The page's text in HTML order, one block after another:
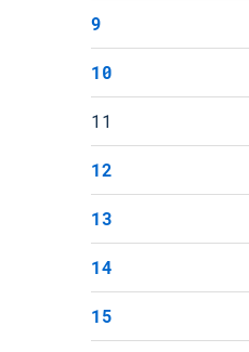
9
10
11
12
13
14
15